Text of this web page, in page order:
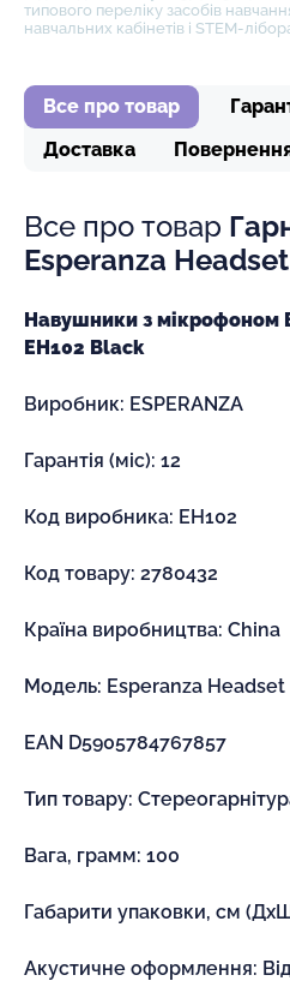
типового переліку засобів
навчальних кабінетів і STEM-
Все про товар
Доставка
Все про товар
Esperanza
Навушники з мікрофоном
EH102 Black
Виробник: ESPERANZA
Гарантія (міс): 12
Код виробника: EH102
Код товару: 2780432
Країна виробництва: China
Модель: Esperanza Headset
EAN D5905784767857
Тип товару:
Вага, грамм: 100
Габарити упаковки, см
Акустичне оформлення: